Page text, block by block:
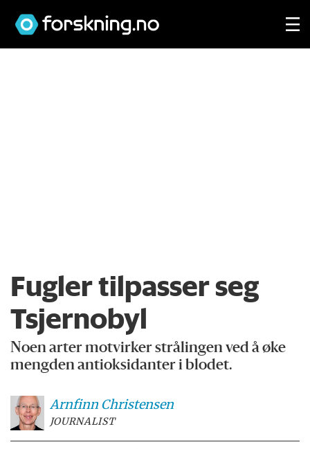
Fugler tilpasser seg
Tsjernobyl
Noen arter motvirker strålingen ved å øke
mengden antioksidanter i blodet.
Arnfinn Christensen
JOURNALIST